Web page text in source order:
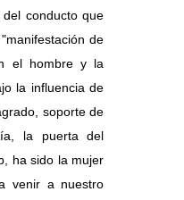
conducto que
de
el hombre y la
la influencia de
soporte de
la puerta del
ha sido la mujer
venir a nuestro